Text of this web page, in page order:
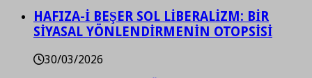
HAFIZA-İ BEŞER SOL LİBERALİZM: BİR
SİYASAL YÖNLENDİRMENİN OTOPSİSİ
30/03/2026